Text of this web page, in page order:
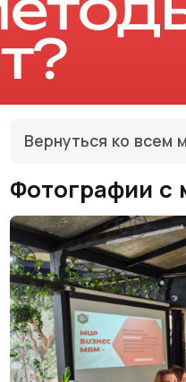
Вернуться ко всем
Фотографии с